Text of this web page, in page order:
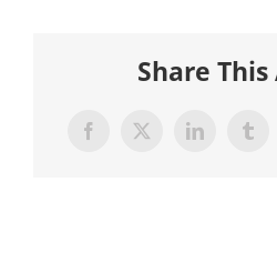
Share
Facebook
X LinkedIn